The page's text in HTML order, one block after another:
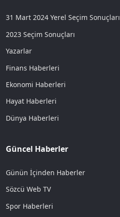
31 Mart 2024 Yerel Seçim Sonuçları
2023 Seçim Sonuçları
Yazarlar
Finans Haberleri
Ekonomi Haberleri
Hayat Haberleri
Dünya Haberleri
Güncel Haberler
Günün İçinden Haberler
Sözcü Web TV
Spor Haberleri